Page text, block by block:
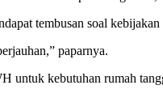
tembusan soal
paparnya.
untuk kebutuhan rumah